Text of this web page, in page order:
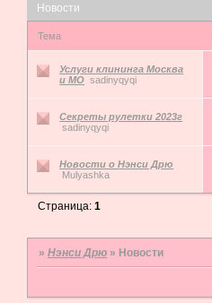
Новости
Тема
Услуги клининга Москва
и МО sadinyqyqi
Секреты рулетки 2023г
sadinyqyqi
Новости о Нэнси Дрю
Mulyashka
Страница:1
»Нэнси Дрю » Новости